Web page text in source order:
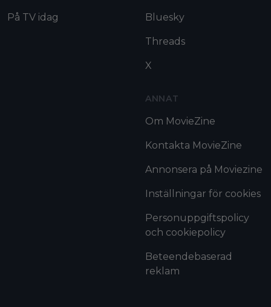
På TV idag Bluesky
Threads
X
ANNAT
Om MovieZine
Kontakta MovieZine
Annonsera på Moviezine
Inställningar för cookies
Personuppgiftspolicy
och cookiepolicy
Beteendebaserad
reklam